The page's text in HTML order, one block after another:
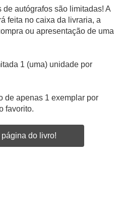
autógrafos são limitadas! A
feita no caixa da livraria, a
ou apresentação de uma
1 (uma) unidade por
de apenas 1 exemplar por
favorito.
do livro!